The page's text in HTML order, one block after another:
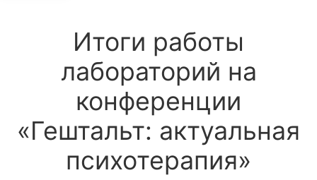
Итоги работы
лабораторий на
конференции
«Гештальт: актуальная
психотерапия»